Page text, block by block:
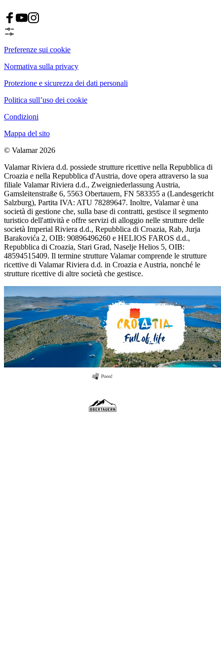
Preferenze sui cookie
Normativa sulla privacy
Protezione e sicurezza dei dati personali
Politica sull’uso dei cookie
Condizioni
Mappa del sito
© Valamar 2026
Valamar Riviera d.d. possiede strutture ricettive nella Repubblica di
Croazia e nella Repubblica d'Austria, dove opera attraverso la sua
filiale Valamar Riviera d.d., Zweigniederlassung Austria,
Gamsleitenstraße 6, 5563 Obertauern, FN 583355 a (Landesgericht
Salzburg), Partita IVA: ATU 78289647. Inoltre, Valamar è una
società di gestione che, sulla base di contratti, gestisce il segmento
turistico dell'attività e offre servizi di alloggio nelle strutture delle
società Imperial Riviera d.d., Repubblica di Croazia, Rab, Jurja
Barakovića 2, OIB: 90896496260 e HELIOS FAROS d.d.,
Repubblica di Croazia, Stari Grad, Naselje Helios 5, OIB:
48594515409. Il termine strutture Valamar comprende le strutture
ricettive di Valamar Riviera d.d. in Croazia e Austria, nonché le
strutture ricettive di altre società che gestisce.